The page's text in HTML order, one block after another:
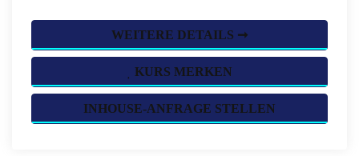
WEITERE DETAILS ➞
KURS MERKEN
INHOUSE-ANFRAGE STELLEN